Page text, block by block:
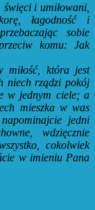
i umiłowani,
łagodność i
sobie
komu: Jak
miłość, która jest
niech rządzi pokój
w jednym ciele; a
mieszka w was
jedni
wdzięcznie
cokolwiek
w imieniu Pana